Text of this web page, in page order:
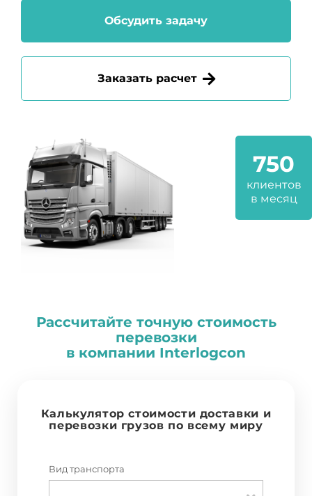
Обсудить задачу
Заказать расчет
750
клиентов
в месяц
Рассчитайте точную стоимость
перевозки
в компании Interlogcon
Калькулятор стоимости доставки и
перевозки грузов по всему миру
Вид транспорта